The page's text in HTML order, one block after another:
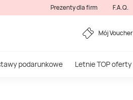
Prezenty dla firm F.A.Q.
Mój Voucher
podarunkowe Letnie TOP oferty